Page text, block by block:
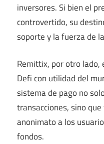
inversores. Si bien el
controvertido, su
soporte y la fuerza de
Remittix, por otro
Defi con utilidad del
sistema de pago no
transacciones, sino
anonimato a los
fondos.